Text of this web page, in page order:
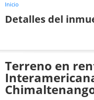
Inicio
Detalles del
Terreno en